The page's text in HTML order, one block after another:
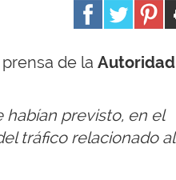
de la Autoridad
previsto, en el
tráfico relacionado al